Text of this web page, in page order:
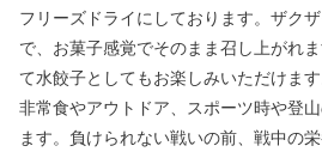
フリーズドライにしております。ザク
で、お菓子感覚でそのまま召し上がれ
て水餃子としてもお楽しみいただけま
非常食やアウトドア、スポーツ時や登
ます。負けられない戦いの前、戦中の